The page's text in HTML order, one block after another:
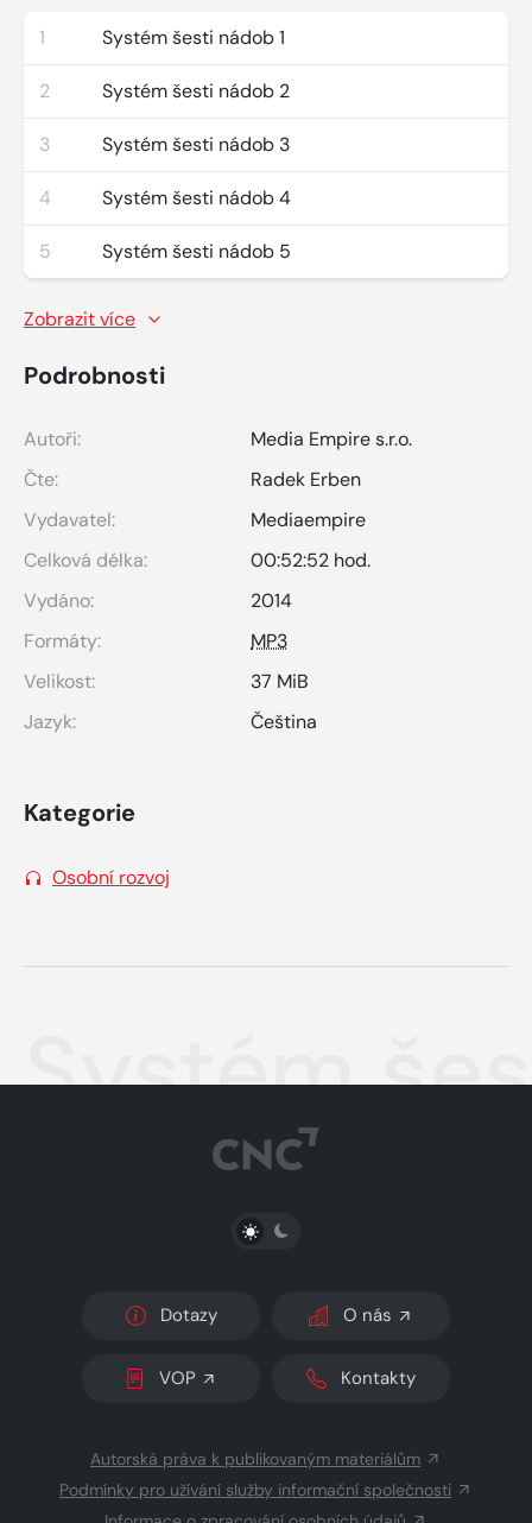
1 Systém šesti nádob 1
2 Systém šesti nádob 2
3 Systém šesti nádob 3
4 Systém šesti nádob 4
5 Systém šesti nádob 5
Zobrazit více
Podrobnosti
Autoři:
Media Empire s.r.o.
Čte:
Radek Erben
Vydavatel:
Mediaempire
Celková délka:
00:52:52 hod.
Vydáno:
2014
Formáty:
MP3
Velikost:
37 MiB
Jazyk:
Čeština
Kategorie
Osobní rozvoj
Systém
PŘEPNOUT SVĚTLÝ/TMAVÝ REŽIM
Dotazy O nás
VOP Kontakty
Autorská práva k publikovaným materiálům
Podmínky pro užívání služby informační společnosti